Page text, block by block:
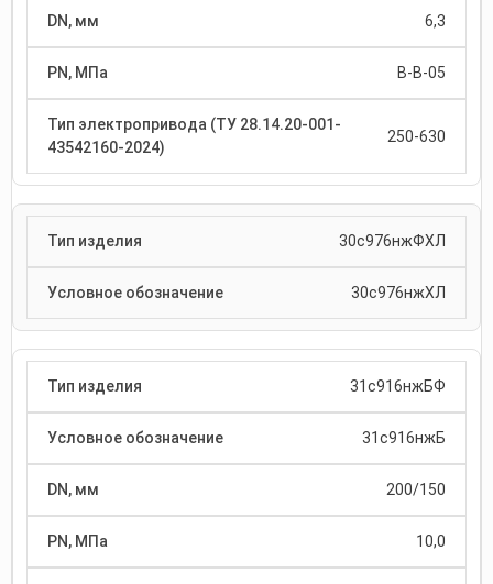
6,3
В-В-05
250-630
30с976нжФХЛ
30с976нжХЛ
31с916нжБФ
31с916нжБ
200/150
10,0